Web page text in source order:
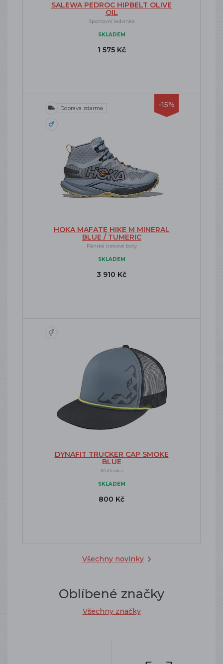
Všechny novinky
SALEWA PEDROC HIPBELT OLIVE
OIL
Sportovní ledvinka
SKLADEM
1 575 Kč
-15%
Doprava zdarma
HOKA MAFATE HIKE M MINERAL
BLUE / TUMERIC
Pánské trekové boty
SKLADEM
3 910 Kč
DYNAFIT TRUCKER CAP SMOKE
BLUE
Kšiltovka
SKLADEM
800 Kč
Oblíbené značky
Všechny značky